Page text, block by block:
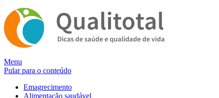
Alternar
navegação
Menu
Pular para o conteúdo
Emagrecimento
Alimentação saudável